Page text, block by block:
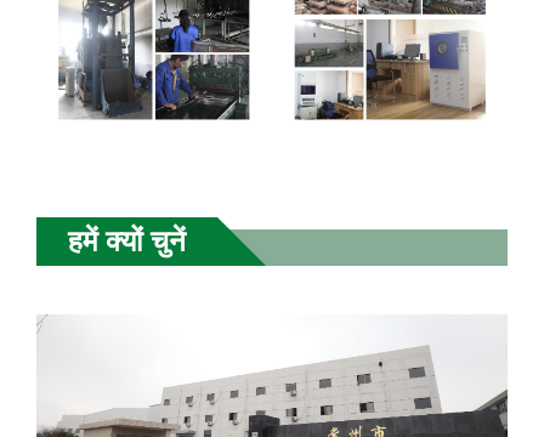
हमें क्यों चुनें